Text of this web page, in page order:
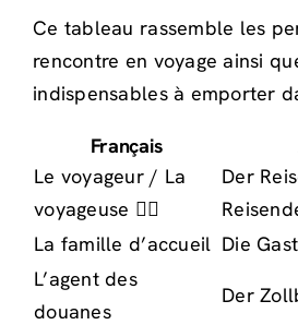
Ce tableau rassemble les
rencontre en voyage ainsi
indispensables à emporter
Français
Le voyageur / La
voyageuse 🧑‍✈️
Der
La famille d’accueil Die
L’agent des
douanes
Der